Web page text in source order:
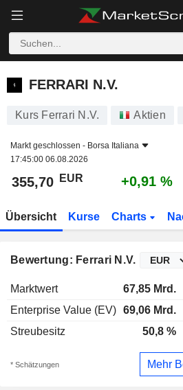
FERRARI N.V.
FERRARI N.V.
Kurs Ferrari N.V. Aktien
Markt geschlossen - Borsa Italiana
17:45:00 06.08.2026
355,70 EUR +0,91 %
Übersicht Kurse Charts
Bewertung: Ferrari N.V.
Marktwert 67,85 Mrd.
Enterprise Value (EV) 69,06 Mrd.
Streubesitz
50,8 %
* Schätzungen Mehr